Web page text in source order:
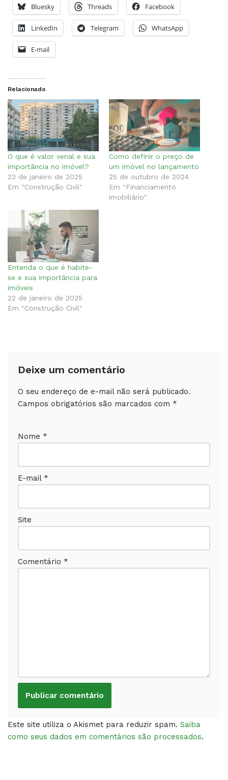
Bluesky Threads Facebook
LinkedIn Telegram WhatsApp
E-mail
Relacionado
O que é valor venal e sua
importância no imóvel?
23 de janeiro de 2025
Em "Construção Civil"
Como definir o preço de
um imóvel no lançamento
25 de outubro de 2024
Em "Financiamento
imobiliário"
Entenda o que é habite-
se e sua importância para
imóveis
22 de janeiro de 2025
Em "Construção Civil"
Deixe um comentário
O seu endereço de e-mail não será publicado.
Campos obrigatórios são marcados com *
Nome *
E-mail *
Site
Comentário *
Este site utiliza o Akismet para reduzir spam. Saiba
como seus dados em comentários são processados.